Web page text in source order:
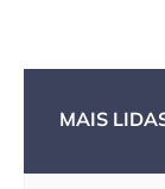
MAIS